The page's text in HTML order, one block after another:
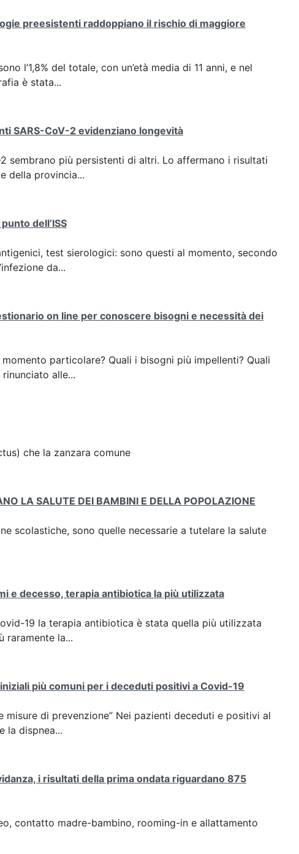
preesistenti raddoppiano il rischio di maggiore
l’1,8% del totale, con un’età media di 11 anni, e nel
è stata...
SARS-CoV-2 evidenziano longevità
sembrano più persistenti di altri. Lo affermano i risultati
della provincia...
dell’ISS
test sierologici: sono questi al momento, secondo
da...
on line per conoscere bisogni e necessità dei
particolare? Quali i bisogni più impellenti? Quali
alle...
che la zanzara comune
LA SALUTE DEI BAMBINI E DELLA POPOLAZIONE
scolastiche, sono quelle necessarie a tutelare la salute
e decesso, terapia antibiotica la più utilizzata
19 la terapia antibiotica è stata quella più utilizzata
raramente la...
più comuni per i deceduti positivi a Covid-19
misure di prevenzione” Nei pazienti deceduti e positivi al
la dispnea...
i risultati della prima ondata riguardano 875
contatto madre-bambino, rooming-in e allattamento